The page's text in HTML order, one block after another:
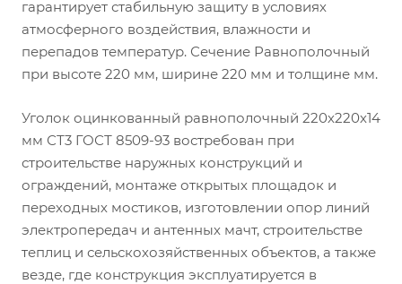
гарантирует стабильную защиту в условиях
атмосферного воздействия, влажности и
перепадов температур. Сечение Равнополочный
при высоте 220 мм, ширине 220 мм и толщине мм.
Уголок оцинкованный равнополочный 220х220х14
мм СТ3 ГОСТ 8509-93 востребован при
строительстве наружных конструкций и
ограждений, монтаже открытых площадок и
переходных мостиков, изготовлении опор линий
электропередач и антенных мачт, строительстве
теплиц и сельскохозяйственных объектов, а также
везде, где конструкция эксплуатируется в